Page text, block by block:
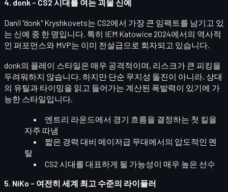
4. donk – CS2 시대를 여는 괴물 신예
Danil "donk" Kryshkovets는 CS2에서 가장 큰 임팩트를 남기고 있
는 신예 중 한 명입니다. 특히 IEM Katowice 2024에서의 역사적
인 퍼포먼스와 MVP는 이미 전설급으로 회자되고 있습니다.
donk의 플레이 스타일은 매우 공격적이며, 리스크가 큰 피킹을
두려워하지 않습니다. 하지만 단순 무지성 돌진이 아니라, 상대
의 유틸과 타이밍을 읽고 들어가는 계산된 폭발력이 있기에 가
능한 스타일입니다.
엔트리 라운드에서 경기 흐름을 결정하는 첫 킬을
자주 따냄
짧은 경력 대비 메이저급 무대에서의 압도적인 멘
탈
CS2 시대를 대표하게 될 가능성이 매우 높은 선수
5. NiKo – 여전히 세계 최고 수준의 라이플러